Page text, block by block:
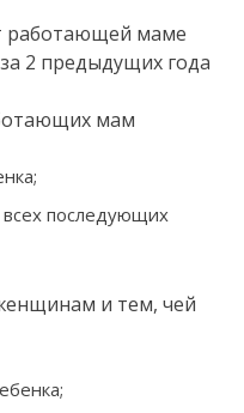
работающей маме
2 предыдущих года
мам
последующих
и тем, чей